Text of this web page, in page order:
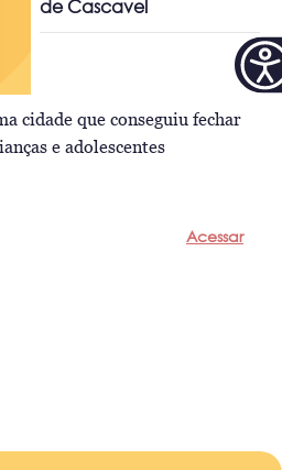
de Cascavel
cidade que conseguiu fechar
e adolescentes
Acessar